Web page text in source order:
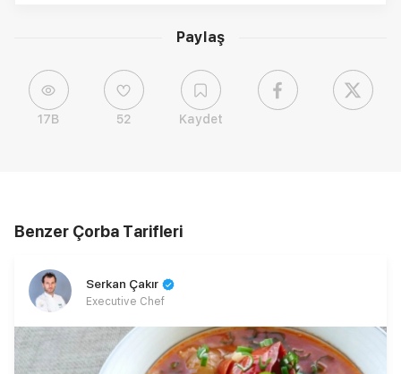
Paylaş
17B 52 Kaydet
Benzer Çorba Tarifleri
Serkan Çakır
Executive Chef